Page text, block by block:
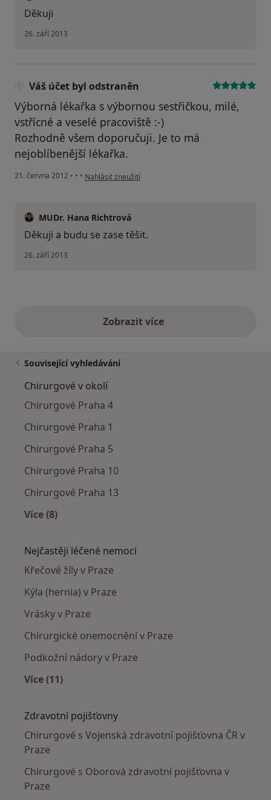
Děkuji
26. září 2013
Váš účet byl odstraněn
Výborná lékařka s výbornou sestřičkou, milé,
vstřícné a veselé pracoviště :-)
Rozhodně všem doporučuji. Je to má
nejoblíbenější lékařka.
21. června 2012 • • • podle názoru uživatele Váš účet byl odstraněn
Nahlásit zneužití
MUDr. Hana Richtrová
Děkuji a budu se zase těšit.
26. září 2013
Zobrazit vícevýše uvedené názory
Související vyhledávání
Chirurgové v okolí
Chirurgové Praha 4
Chirurgové Praha 1
Chirurgové Praha 5
Chirurgové Praha 10
Chirurgové Praha 13
Více (8)
Nejčastěji léčené nemoci
Křečové žíly v Praze
Kýla (hernia) v Praze
Vrásky v Praze
Chirurgické onemocnění v Praze
Podkožní nádory v Praze
Více (11)
Zdravotní pojišťovny
Chirurgové s Vojenská zdravotní pojišťovna ČR v
Praze
Chirurgové s Oborová zdravotní pojišťovna v
Praze